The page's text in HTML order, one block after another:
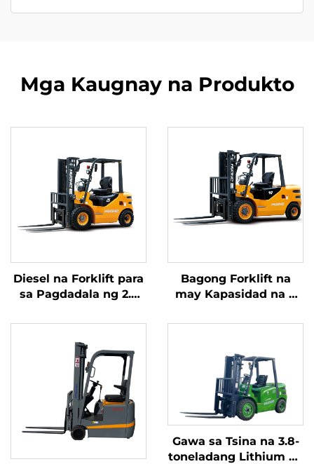
Mga Kaugnay na Produkto
Diesel na Forklift para
sa Pagdadala ng 2.5
may Simpleng
Operasyon at Pagbaba
ng Karga hanggang 4
metro
Bagong Forklift na
may Kapasidad na 4
kumukuha ng
diesel, na may mataas
na kalidad na Hapones
na motor ng ISUZU
Gawa sa Tsina na 3.8-
toneladang Lithium na